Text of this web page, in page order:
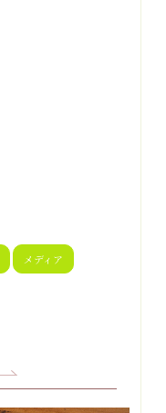
メディア